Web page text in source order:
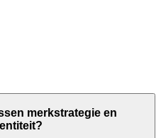
merkstrategie en